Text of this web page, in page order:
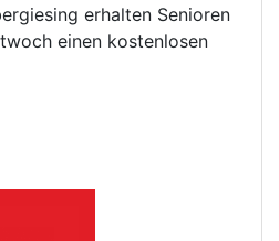
erhalten Senioren
einen kostenlosen